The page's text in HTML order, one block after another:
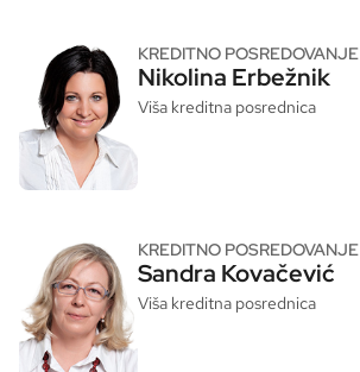
KREDITNO POSREDOVANJE
Nikolina Erbežnik
Viša kreditna posrednica
KREDITNO POSREDOVANJE
Sandra Kovačević
Viša kreditna posrednica